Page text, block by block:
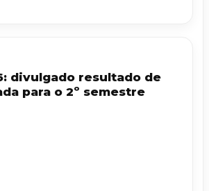
divulgado resultado de
para o 2º semestre